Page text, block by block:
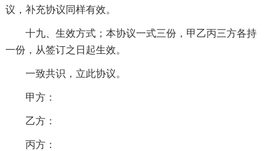
议，补充协议同样有效。
十九、生效方式；本协议一式三份，甲乙丙三方各持
一份，从签订之日起生效。
一致共识，立此协议。
甲方：
乙方：
丙方：